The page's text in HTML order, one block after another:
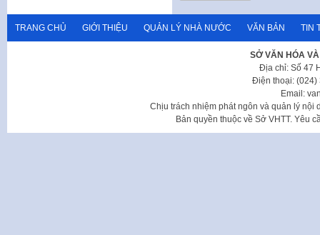
TRANG CHỦ GIỚI THIỆU QUẢN LÝ NHÀ NƯỚC VĂN BẢN TIN
SỞ VĂN HÓA
Địa chỉ: Số 47
Điện thoại: (024)
Email:
Chịu trách nhiệm phát ngôn và quản lý nội
Bản quyền thuộc về Sở VHTT. Yêu